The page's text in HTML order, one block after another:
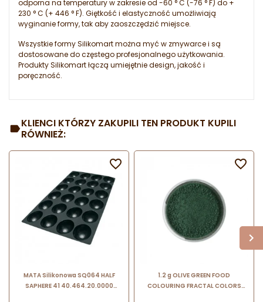
odporna na temperatury w zakresie od -60 ° C (-76 ° F) do +
230 ° C (+ 446 ° F). Giętkość i elastyczność umożliwiają
wyginanie formy, tak aby zaoszczędzić miejsce.
Wszystkie formy Silikomart można myć w zmywarce i są
dostosowane do częstego profesjonalnego użytkowania.
Produkty Silikomart łączą umiejętnie design, jakość i
poręczność.
KLIENCI KTÓRZY ZAKUPILI TEN PRODUKT KUPILI
RÓWNIEŻ:
MATA Silikonowa SQ064 HALF
SAPHERE 41 40.464.20.0000

1.2 g OLIVE GREEN FOOD
COLOURING FRACTAL COLORS
